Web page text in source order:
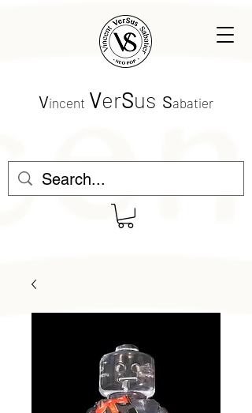
Vincent VerSus Sabatier